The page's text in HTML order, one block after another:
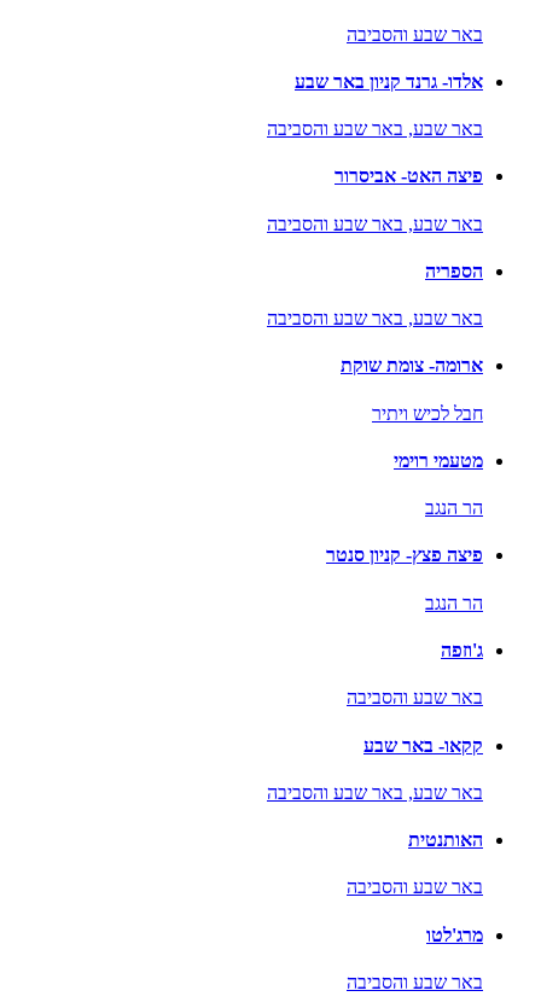
באר שבע והסביבה
אלדו- גרנד קניון באר שבע
באר שבע, באר שבע והסביבה
פיצה האט- אביסרור
באר שבע, באר שבע והסביבה
הספריה
באר שבע, באר שבע והסביבה
ארומה- צומת שוקת
חבל לכיש ויתיר
מטעמי רוימי
הר הנגב
פיצה פצץ- קניון סנטר
הר הנגב
ג'וזפה
באר שבע והסביבה
קקאו- באר שבע
באר שבע, באר שבע והסביבה
האותנטית
באר שבע והסביבה
מרג'לטו
באר שבע והסביבה